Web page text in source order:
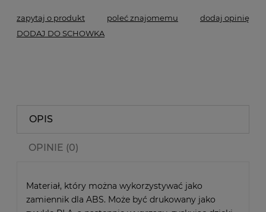
zapytaj o produkt poleć znajomemu
dodaj opinię
DODAJ DO SCHOWKA
OPIS
OPINIE (0)
Materiał, który można wykorzystywać jako
zamiennik dla ABS. Może być drukowany jako